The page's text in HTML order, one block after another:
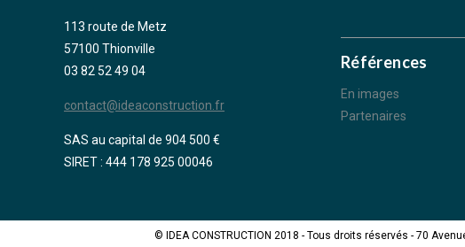
113 route de Metz
57100 Thionville
03 82 52 49 04
contact@ideaconstruction.fr
SAS au capital de 904 500 €
SIRET : 444 178 925 00046
Références
En images
Partenaires
© IDEA CONSTRUCTION 2018 - Tous droits réservés - 70